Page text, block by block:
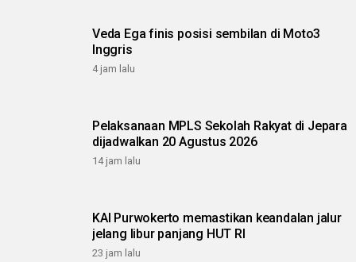
Veda Ega finis posisi sembilan di Moto3
Inggris
4 jam lalu
Pelaksanaan MPLS Sekolah Rakyat di Jepara
dijadwalkan 20 Agustus 2026
14 jam lalu
KAI Purwokerto memastikan keandalan jalur
jelang libur panjang HUT RI
23 jam lalu